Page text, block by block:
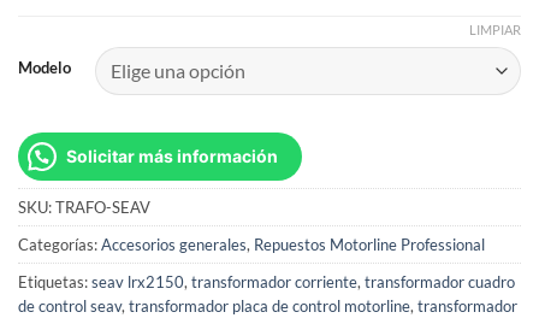
Modelo
LIMPIAR
Solicitar más información
SKU:TRAFO-SEAV
Categorías:Accesorios generales, Repuestos Motorline Professional
Etiquetas:seav lrx2150, transformador corriente, transformador cuadro
de control seav, transformador placa de control motorline, transformador